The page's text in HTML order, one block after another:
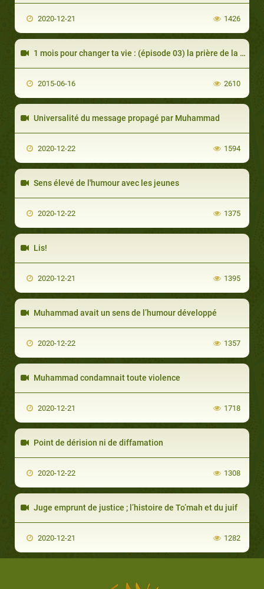
2020-12-21 1426
1 mois pour changer ta vie : (épisode 03) la prière de la nuit ou le tarawih
2015-06-16 2610
Universalité du message propagé par Muhammad
2020-12-22 1594
Sens élevé de l'humour avec les jeunes
2020-12-22 1375
Lis!
2020-12-21 1395
Muhammad avait un sens de l’humour développé
2020-12-22 1357
Muhammad condamnait toute violence
2020-12-21 1718
Point de dérision ni de diffamation
2020-12-22 1308
Juge emprunt de justice ; l’histoire de To’mah et du juif
2020-12-21 1282